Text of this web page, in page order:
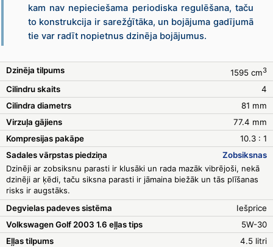
kam nav nepieciešama periodiska regulēšana, taču
to konstrukcija ir sarežģītāka, un bojājuma gadījumā
tie var radīt nopietnus dzinēja bojājumus.
Dzinēja tilpums 1595 cm3
Cilindru skaits
4
Cilindra diametrs
81 mm
Virzuļa gājiens
77.4 mm
Kompresijas pakāpe
10.3 : 1
Sadales vārpstas piedziņa
Zobsiksnas
Dzinēji ar zobsiksnu parasti ir klusāki un rada mazāk vibrējoši, nekā
dzinēji ar ķēdi, taču siksna parasti ir jāmaina biežāk un tās plīšanas
risks ir augstāks.
Degvielas padeves sistēma
Iešprice
Volkswagen Golf 2003 1.6 eļļas tips
5W-30
Eļļas tilpums
4.5 litri